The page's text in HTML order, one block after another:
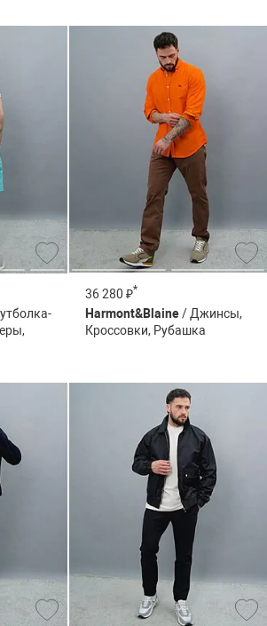
36 280 ₽*
Harmont&Blaine/ Джинсы,
Кроссовки, Рубашка